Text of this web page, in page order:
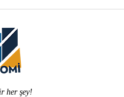
her şey!